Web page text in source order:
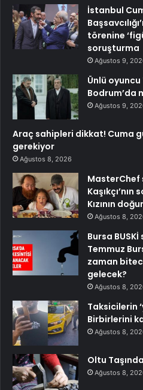
İstanbul
törenine
soruşturma
Ağustos 9,
Ünlü
Bodrum’da
Ağustos 9,
Araç sahipleri dikkat! Cuma
gerekiyor
Ağustos 8, 2026
MasterChef
Kızının
Ağustos 8,
Bursa
Temmuz
zaman
gelecek?
Ağustos 8,
Taksicilerin
Birbirlerini
Ağustos 8,
Oltu
Ağustos 8,